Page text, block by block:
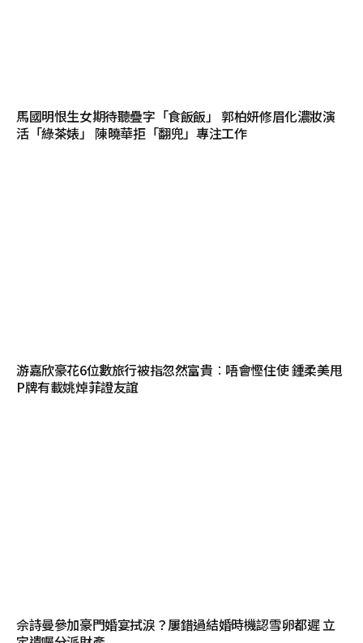
馬國明恨生女期待聽疊字「食飯飯」 郭柏妍修眉化濃妝演
活「綠茶婊」 陳曉華拒「翻兜」專注工作
游嘉欣豪花6位數旅行被指忽然富貴︰唔會慳住使 鍾柔美甩
P牌有載姚焯菲證友誼
佘詩曼參加豪門婚宴拭淚？屢錯過結婚時機認雪卵都遲 立